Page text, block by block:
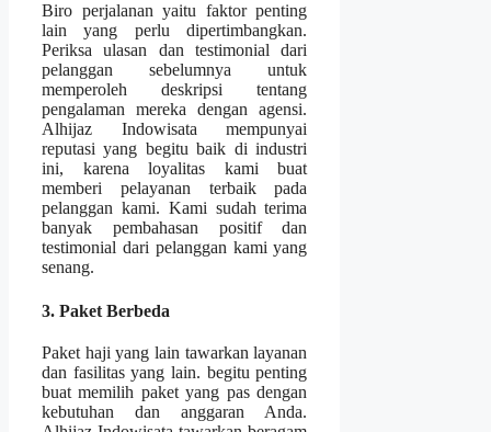
Biro perjalanan yaitu faktor penting
lain yang perlu dipertimbangkan.
Periksa ulasan dan testimonial dari
pelanggan sebelumnya untuk
memperoleh deskripsi tentang
pengalaman mereka dengan agensi.
Alhijaz Indowisata mempunyai
reputasi yang begitu baik di industri
ini, karena loyalitas kami buat
memberi pelayanan terbaik pada
pelanggan kami. Kami sudah terima
banyak pembahasan positif dan
testimonial dari pelanggan kami yang
senang.
3. Paket Berbeda
Paket haji yang lain tawarkan layanan
dan fasilitas yang lain. begitu penting
buat memilih paket yang pas dengan
kebutuhan dan anggaran Anda.